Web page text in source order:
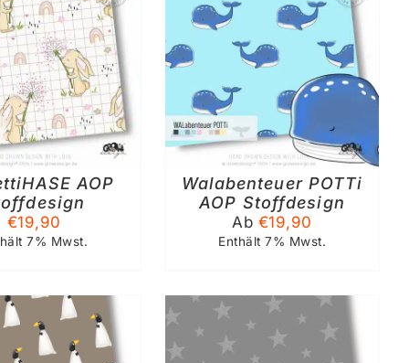
AOP
€19,90
7% Mwst.
WÄHLEN
DIESES
PRODUKT
WEIST
MEHRERE
VARIANTEN
AUF.
DIE
OPTIONEN
KÖNNEN
AUF
GEWÄHLT
WERDEN
/ DETAILS
Walabenteuer POTTi
AOP Stoffdesign
Ab €19,90
Enthält 7% Mwst.